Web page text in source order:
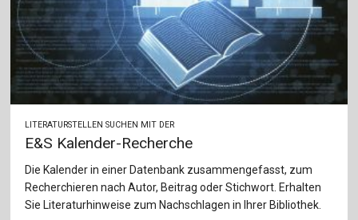
LITERATURSTELLEN SUCHEN MIT DER
E&S Kalender-Recherche
Die Kalender in einer Datenbank zusammengefasst, zum
Recherchieren nach Autor, Beitrag oder Stichwort. Erhalten
Sie Literaturhinweise zum Nachschlagen in Ihrer Bibliothek.